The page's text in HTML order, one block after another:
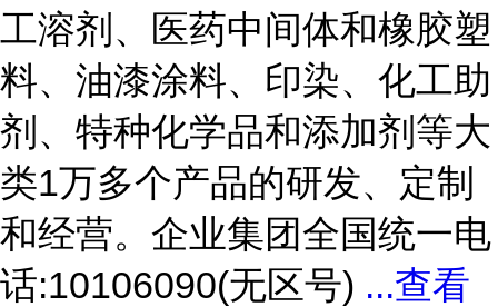
工溶剂、医药中间体和橡胶塑
料、油漆涂料、印染、化工助
剂、特种化学品和添加剂等大
类1万多个产品的研发、定制
和经营。企业集团全国统一电
话:10106090(无区号) ...查看